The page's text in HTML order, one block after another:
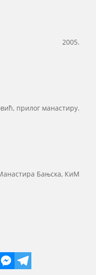
2005.
прилог манастиру.
Бањска, КиМ